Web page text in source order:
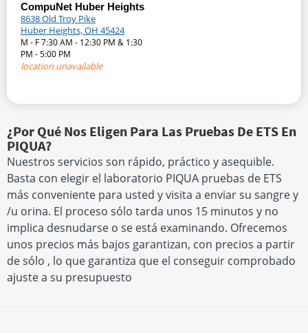
CompuNet Huber Heights
8638 Old Troy Pike
Huber Heights, OH 45424
M - F 7:30 AM - 12:30 PM & 1:30
PM - 5:00 PM
location unavailable
¿Por Qué Nos Eligen Para Las Pruebas De ETS En
PIQUA?
Nuestros servicios son rápido, práctico y asequible.
Basta con elegir el laboratorio PIQUA pruebas de ETS
más conveniente para usted y visita a enviar su sangre y
/u orina. El proceso sólo tarda unos 15 minutos y no
implica desnudarse o se está examinando. Ofrecemos
unos precios más bajos garantizan, con precios a partir
de sólo , lo que garantiza que el conseguir comprobado
ajuste a su presupuesto